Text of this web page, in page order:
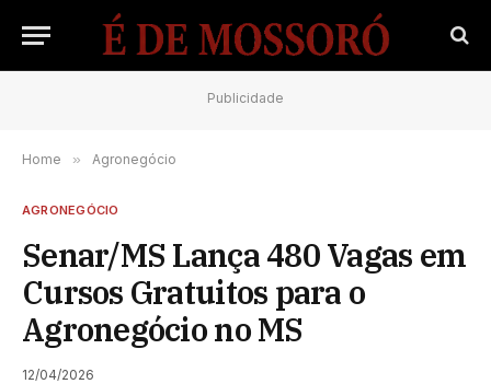
Publicidade
Home » Agronegócio
AGRONEGÓCIO
Senar/MS Lança 480 Vagas em
Cursos Gratuitos para o
Agronegócio no MS
12/04/2026